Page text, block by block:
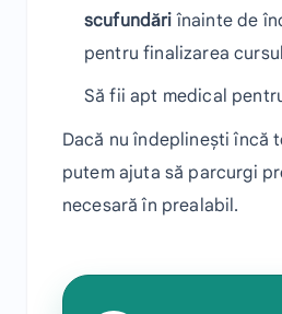
scufundări înainte de
pentru finalizarea
Să fii apt medical
Dacă nu îndeplinești încă
putem ajuta să parcurgi
necesară în prealabil.